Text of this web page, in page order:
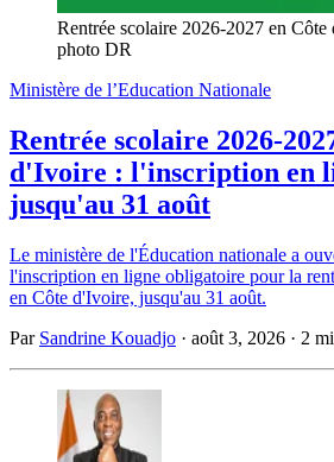
Rentrée scolaire 2026-2027 en
photo DR
Ministère de l’Education Nationale
Rentrée scolaire 2026-
d'Ivoire : l'inscription en
jusqu'au 31 août
Le ministère de l'Éducation nationale a
l'inscription en ligne obligatoire pour la
en Côte d'Ivoire, jusqu'au 31 août.
Par Sandrine Kouadjo · août 3, 2026 · 2